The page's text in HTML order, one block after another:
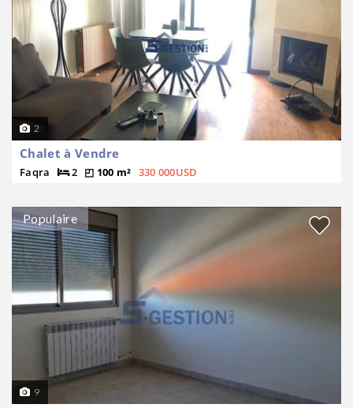
2
Chalet à Vendre
Faqra 2 100 m² 330 000USD
Populaire
9